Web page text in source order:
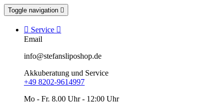
Toggle navigation 
 Service 
Email
info@stefansliposhop.de
Akkuberatung und Service
+49 8202-9614997
Mo - Fr. 8.00 Uhr - 12:00 Uhr